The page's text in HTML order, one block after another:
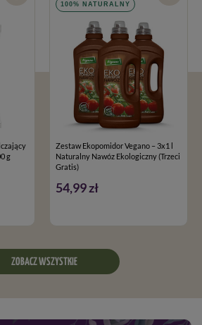
g
100% NATURALNY
Zestaw Ekopomidor Vegano – 3x1 l
Naturalny Nawóz Ekologiczny (Trzeci
Gratis)
54,99 zł
ZOBACZ WSZYSTKIE